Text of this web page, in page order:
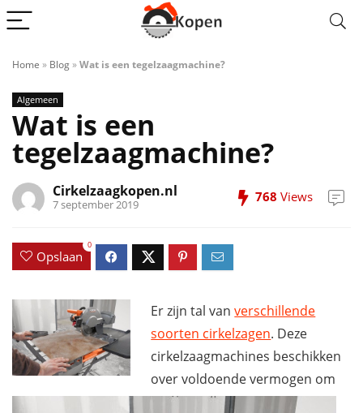
Home » Blog»Wat is een tegelzaagmachine?
Algemeen
Wat is een
tegelzaagmachine?
Cirkelzaagkopen.nl
7 september 2019 768 Views
Opslaan
0
Er zijn tal vanverschillende
soorten cirkelzagen. Deze
cirkelzaagmachines beschikken
over voldoende vermogen om